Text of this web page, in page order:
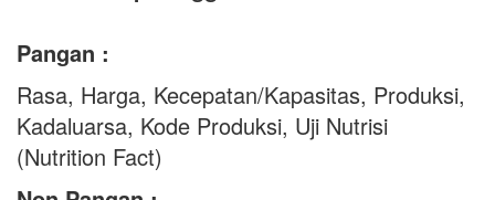
Pangan :
Rasa, Harga, Kecepatan/Kapasitas, Produksi,
Kadaluarsa, Kode Produksi, Uji Nutrisi
(Nutrition Fact)